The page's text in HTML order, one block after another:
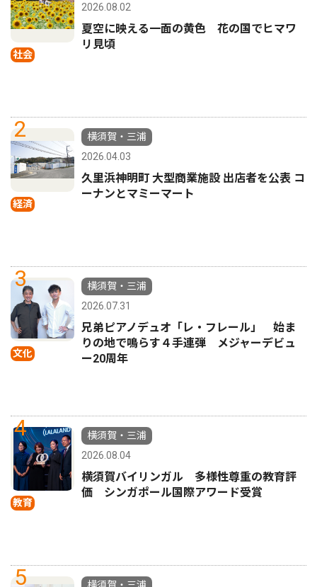
社会
2026.08.02
夏空に映える一面の黄色 花の国でヒマワ
リ見頃
2
経済
横須賀・三浦
2026.04.03
久里浜神明町 大型商業施設 出店者を公表 コ
ーナンとマミーマート
3
文化
横須賀・三浦
2026.07.31
兄弟ピアノデュオ「レ・フレール」 始ま
りの地で鳴らす４手連弾 メジャーデビュ
ー20周年
4
教育
横須賀・三浦
2026.08.04
横須賀バイリンガル 多様性尊重の教育評
価 シンガポール国際アワード受賞
5
横須賀・三浦